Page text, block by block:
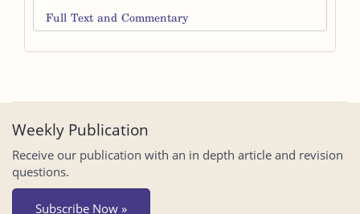
Full Text and Commentary
Weekly Publication
Receive our publication with an in depth article and revision
questions.
Subscribe Now »